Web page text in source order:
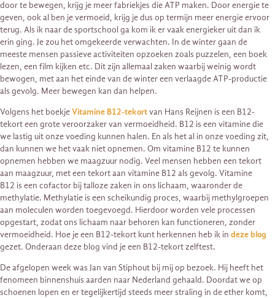
door te bewegen, krijg je meer fabriekjes die ATP maken. Door energie te
geven, ook al ben je vermoeid, krijg je dus op termijn meer energie ervoor
terug. Als ik naar de sportschool ga kom ik er vaak energieker uit dan ik
erin ging. Je zou het omgekeerde verwachten. In de winter gaan de
meeste mensen passieve activiteiten opzoeken zoals puzzelen, een boek
lezen, een film kijken etc. Dit zijn allemaal zaken waarbij weinig wordt
bewogen, met aan het einde van de winter een verlaagde ATP-productie
als gevolg. Meer bewegen kan dan helpen.
Volgens het boekjeVitamine B12-tekortvan Hans Reijnen is een B12-
tekort een grote veroorzaker van vermoeidheid. B12 is een vitamine die
we lastig uit onze voeding kunnen halen. En als het al in onze voeding zit,
dan kunnen we het vaak niet opnemen. Om vitamine B12 te kunnen
opnemen hebben we maagzuur nodig. Veel mensen hebben een tekort
aan maagzuur, met een tekort aan vitamine B12 als gevolg. Vitamine
B12 is een cofactor bij talloze zaken in ons lichaam, waaronder de
methylatie. Methylatie is een scheikundig proces, waarbij methylgroepen
aan moleculen worden toegevoegd. Hierdoor worden vele processen
opgestart, zodat ons lichaam naar behoren kan functioneren, zonder
vermoeidheid. Hoe je een B12-tekort kunt herkennen heb ik in deze blog
gezet. Onderaan deze blog vind je een B12-tekort zelftest.
De afgelopen week was Jan van Stiphout bij mij op bezoek. Hij heeft het
fenomeen binnenshuis aarden naar Nederland gehaald. Doordat we op
schoenen lopen en er tegelijkertijd steeds meer straling in de ether komt,